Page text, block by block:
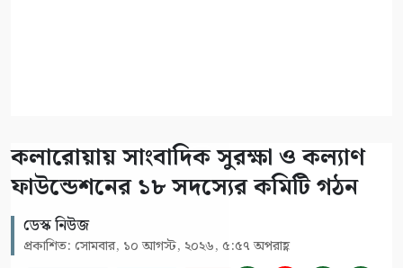
কলারোয়ায় সাংবাদিক সুরক্ষা ও কল্যাণ
ফাউন্ডেশনের ১৮ সদস্যের কমিটি গঠন
ডেস্ক নিউজ
প্রকাশিত: সোমবার, ১০ আগস্ট, ২০২৬, ৫:৫৭ অপরাহ্ণ